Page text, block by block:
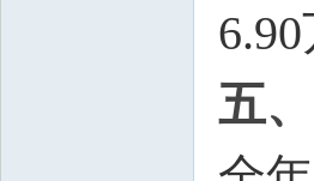
6.90
五